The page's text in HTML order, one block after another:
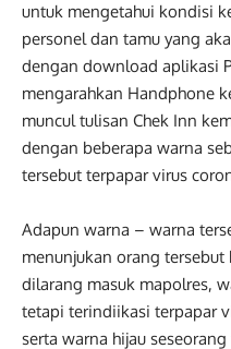
untuk mengetahui kondisi
personel dan tamu yang
dengan download aplikasi
mengarahkan Handphone
muncul tulisan Chek Inn
dengan beberapa warna
tersebut terpapar virus
Adapun warna – warna
menunjukan orang
dilarang masuk mapolres,
tetapi terindiikasi terpapar
serta warna hijau